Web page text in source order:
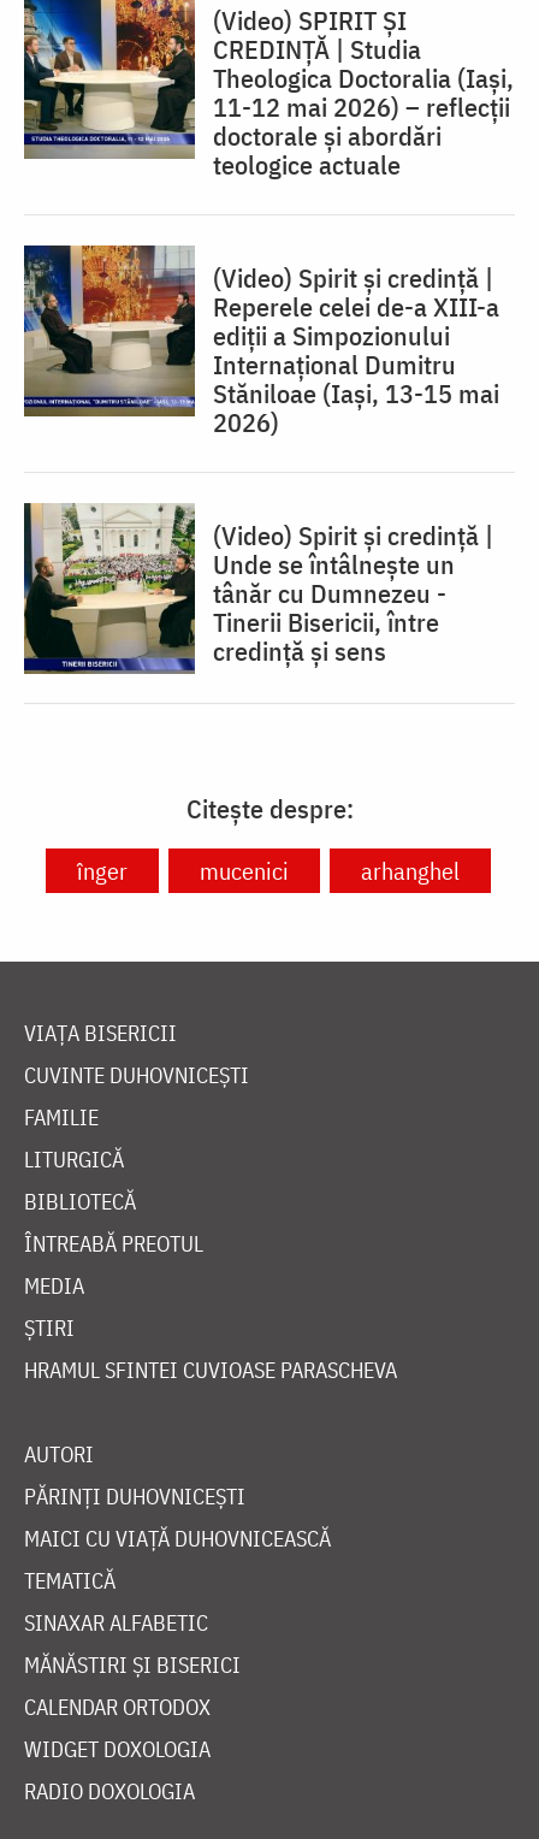
(Video) SPIRIT ȘI
CREDINȚĂ | Studia
Theologica Doctoralia (Iaşi,
11-12 mai 2026) – reflecţii
doctorale şi abordări
teologice actuale
(Video) Spirit și credință |
Reperele celei de-a XIII-a
ediții a Simpozionului
Internațional Dumitru
Stăniloae (Iaşi, 13-15 mai
2026)
(Video) Spirit și credință |
Unde se întâlnește un
tânăr cu Dumnezeu -
Tinerii Bisericii, între
credinţă şi sens
Citește despre:
înger mucenici arhanghel
VIAȚA BISERICII
CUVINTE DUHOVNICEȘTI
FAMILIE
LITURGICĂ
BIBLIOTECĂ
ÎNTREABĂ PREOTUL
MEDIA
ȘTIRI
HRAMUL SFINTEI CUVIOASE PARASCHEVA
AUTORI
PĂRINȚI DUHOVNICEȘTI
MAICI CU VIAȚĂ DUHOVNICEASCĂ
TEMATICĂ
SINAXAR ALFABETIC
MĂNĂSTIRI ȘI BISERICI
CALENDAR ORTODOX
WIDGET DOXOLOGIA
RADIO DOXOLOGIA